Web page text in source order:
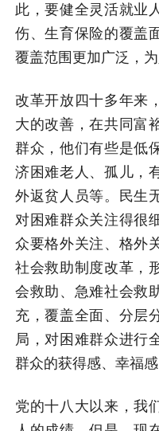
此，要健全灵活就业
伤、生育保险的覆盖
覆盖范围更加广泛，
改革开放四十多年来
大的改善，在共同富
群众，他们有些是低
济困难老人、孤儿，
外返贫人员等。民生
对困难群众关注得很
众要格外关注、格外
社会救助制度改革，
会救助、急难社会救
充，覆盖全面、分层
局，对困难群众进行
群众的获得感、幸福感
党的十八大以来，我